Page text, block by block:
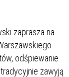
zaprasza na
odśpiewanie
zawyją